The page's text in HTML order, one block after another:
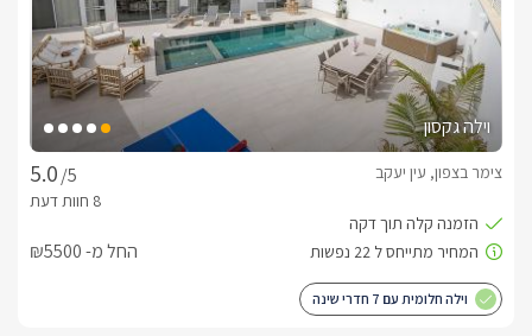
וילה גקסון
/5
צימר בצפון, עין יעקב
החל מ- ₪5500
וילה חלומית עם 7 חדרי שינה